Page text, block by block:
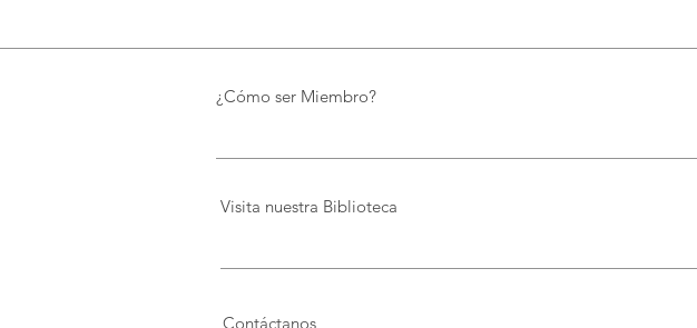
¿Cómo ser Miembro?
Visita nuestra Biblioteca
Contáctanos